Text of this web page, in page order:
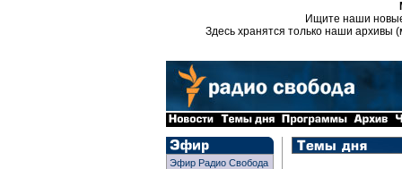
Ищите наши
Здесь хранятся только наши архивы
Эфир Радио Свобода